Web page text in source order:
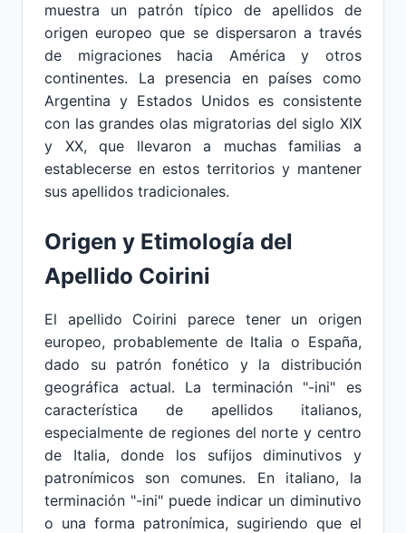
muestra un patrón típico de apellidos de
origen europeo que se dispersaron a través
de migraciones hacia América y otros
continentes. La presencia en países como
Argentina y Estados Unidos es consistente
con las grandes olas migratorias del siglo XIX
y XX, que llevaron a muchas familias a
establecerse en estos territorios y mantener
sus apellidos tradicionales.
Origen y Etimología del
Apellido Coirini
El apellido Coirini parece tener un origen
europeo, probablemente de Italia o España,
dado su patrón fonético y la distribución
geográfica actual. La terminación "-ini" es
característica de apellidos italianos,
especialmente de regiones del norte y centro
de Italia, donde los sufijos diminutivos y
patronímicos son comunes. En italiano, la
terminación "-ini" puede indicar un diminutivo
o una forma patronímica, sugiriendo que el